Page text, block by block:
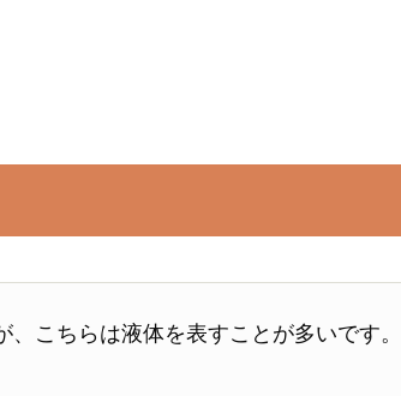
こちらは液体を表すことが多いです。